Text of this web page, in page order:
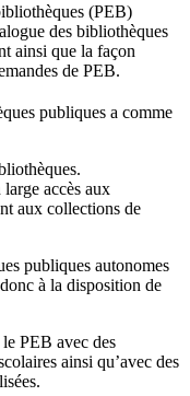
(PEB)
des bibliothèques
ainsi que la façon
de PEB.
publiques a comme
accès aux
aux collections de
publiques autonomes
à la disposition de
PEB avec des
ainsi qu’avec des